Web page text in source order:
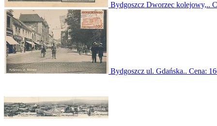
Bydgoszcz Dworzec kolejowy,..
Bydgoszcz ul. Gdańska.. Cena: